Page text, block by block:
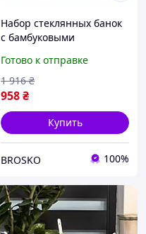
Набор стеклянных банок
с бамбуковыми
продуктов на кухне с
подставкой и ложкой
Готово к отправке
958₴
1 916 ₴
Купить
BROSKO 100%